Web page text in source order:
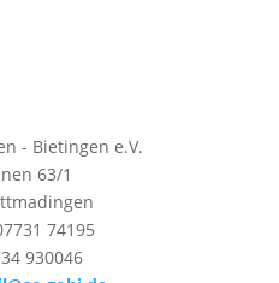
- Bietingen e.V.
63/1
74195
930046